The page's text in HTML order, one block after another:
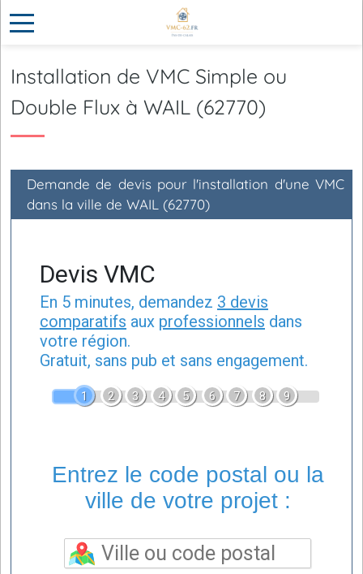
Installation de VMC Simple ou
Double Flux à WAIL (62770)
Demande de devis pour l'installation d'une VMC
dans la ville de WAIL (62770)
Devis VMC
En 5 minutes, demandez 3 devis
comparatifs aux professionnels dans
votre région.
Gratuit, sans pub et sans engagement.
1 2 3 4 5 6 7 8 9
Entrez le code postal ou la
ville de votre projet :